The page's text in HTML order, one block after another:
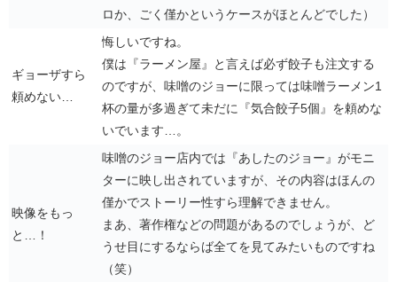
ロか、ごく僅かというケースがほとんどでした）
ギョーザすら
頼めない…
悔しいですね。
僕は『ラーメン屋』と言えば必ず餃子も注文する
のですが、味噌のジョーに限っては味噌ラーメン1
杯の量が多過ぎて未だに『気合餃子5個』を頼めな
いでいます…。
映像をもっ
と…！
味噌のジョー店内では『あしたのジョー』がモニ
ターに映し出されていますが、その内容はほんの
僅かでストーリー性すら理解できません。
まあ、著作権などの問題があるのでしょうが、ど
うせ目にするならば全てを見てみたいものですね
（笑）